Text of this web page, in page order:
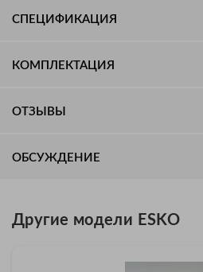
СПЕЦИФИКАЦИЯ
КОМПЛЕКТАЦИЯ
ОТЗЫВЫ
ОБСУЖДЕНИЕ
Другие модели ESKO